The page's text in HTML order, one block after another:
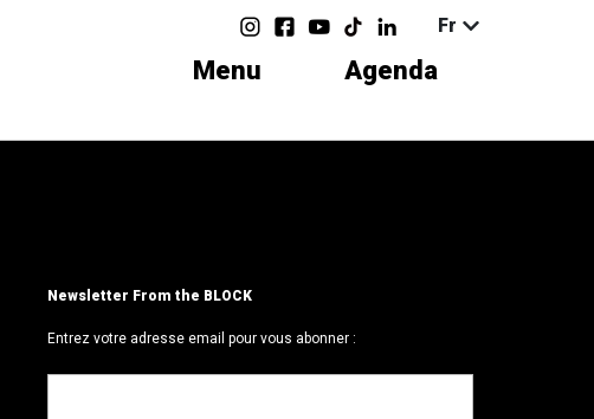
Fr
Menu Agenda
Newsletter From the BLOCK
Entrez votre adresse email pour vous abonner :